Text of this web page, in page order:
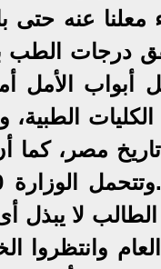
معلنا عنه حتى
درجات الطب
ليغلقوا كل
الكليات
مصر، كما
لا يبذل
وانتظروا